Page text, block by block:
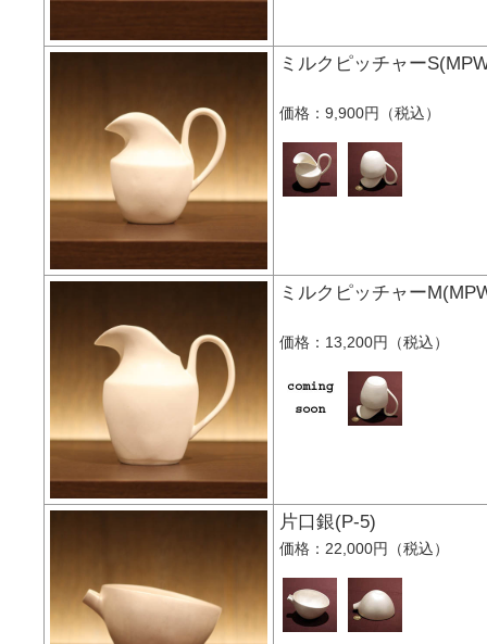
ミルクピッチャー
価格：9,900円（税込）
ミルクピッチャー
価格：13,200円（税込）
片口銀(P-5)
価格：22,000円（税込）